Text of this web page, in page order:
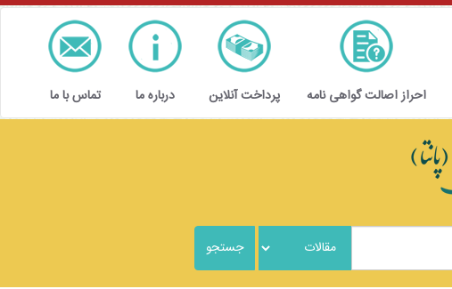
احراز اصالت گواهی نامه پرداخت آنلاین درباره ما تماس با ما